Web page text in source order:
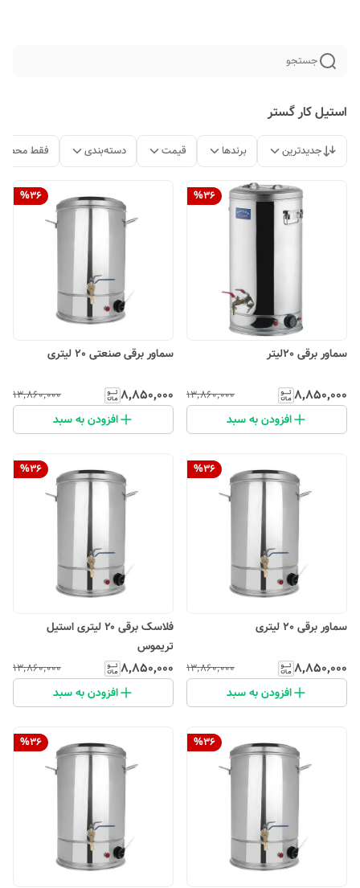
جستجو
استیل کار گستر
جدیدترین برندها قیمت دسته‌بندی فقط
%36
سماور برقی 20لیتر
۸٬۸۵۰٬۰۰۰ ۱۳٬۸۶۰٬۰۰۰
افزودن به سبد
%36
سماور برقی صنعتی 20 لیتری
۸٬۸۵۰٬۰۰۰ ۱۳٬۸۶۰٬۰۰۰
افزودن به سبد
%36
سماور برقی 20 لیتری
۸٬۸۵۰٬۰۰۰ ۱۳٬۸۶۰٬۰۰۰
افزودن به سبد
%36
فلاسک برقی ۲۰ لیتری استیل
تریموس
۸٬۸۵۰٬۰۰۰ ۱۳٬۸۶۰٬۰۰۰
افزودن به سبد
%36
%36